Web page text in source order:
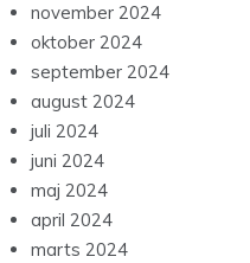
november 2024
oktober 2024
september 2024
august 2024
juli 2024
juni 2024
maj 2024
april 2024
marts 2024